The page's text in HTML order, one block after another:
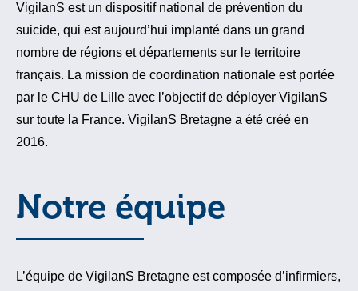
VigilanS est un dispositif national de prévention du
suicide, qui est aujourd’hui implanté dans un grand
nombre de régions et départements sur le territoire
français. La mission de coordination nationale est portée
par le CHU de Lille avec l’objectif de déployer VigilanS
sur toute la France. VigilanS Bretagne a été créé en
2016.
Notre équipe
L’équipe de VigilanS Bretagne est composée d’infirmiers,